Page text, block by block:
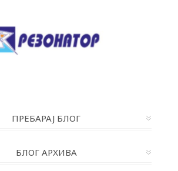
ПРЕБАРАЈ БЛОГ
БЛОГ АРХИВА